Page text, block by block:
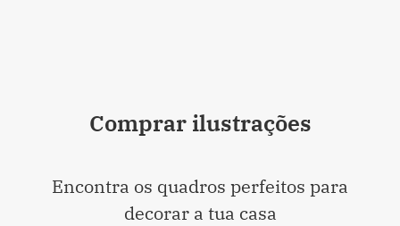
Comprar ilustrações
Encontra os quadros perfeitos para
decorar a tua casa